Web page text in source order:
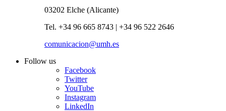
03202 Elche (Alicante)
Tel. +34 96 665 8743 | +34 96 522 2646
comunicacion@umh.es
Follow us
Facebook
Twitter
YouTube
Instagram
LinkedIn